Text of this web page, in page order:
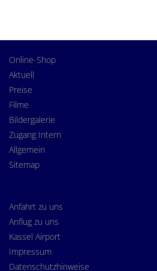
Online-Shop
Aktuell
Preise
Filme
Bildergalerie
Zugang Intern
Allgemein
Sitemap
Anfahrt zu uns
Anflug zu uns
Kassel Airport
Impressum
Datenschutzhinweise